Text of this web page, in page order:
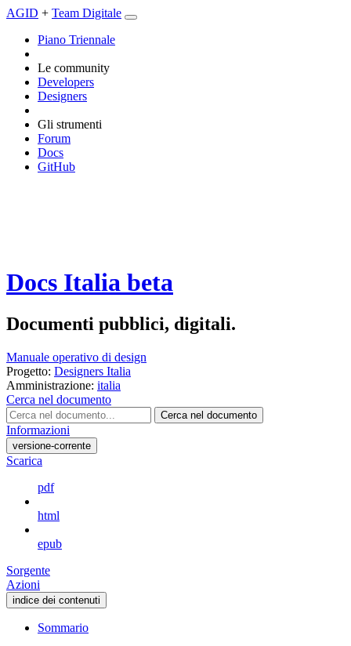
AGID + Team Digitale
Piano Triennale
Le community
Developers
Designers
Gli strumenti
Forum
Docs
GitHub
Docs Italia beta
Documenti pubblici, digitali.
Manuale operativo di design
Progetto: Designers Italia
Amministrazione: italia
Cerca nel documento
Cerca nel documento
Informazioni
versione-corrente
Scarica
pdf
html
epub
Sorgente
Azioni
indice dei contenuti
Sommario